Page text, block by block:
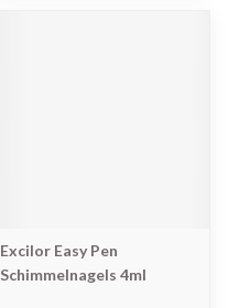
Excilor Easy Pen
Schimmelnagels 4ml